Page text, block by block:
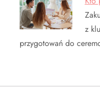
z
przygotowań do